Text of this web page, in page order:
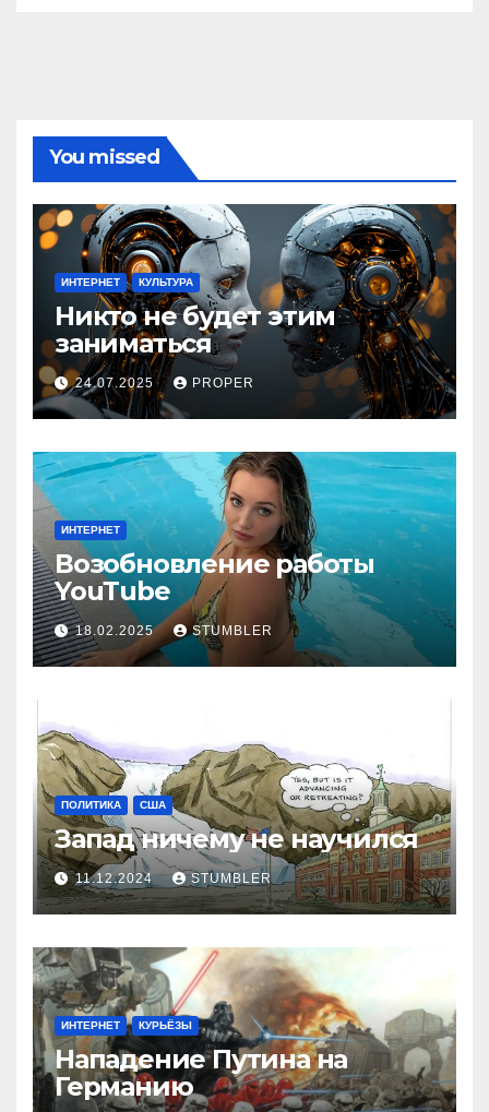
You missed
ИНТЕРНЕТ КУЛЬТУРА
Никто не будет этим
заниматься
24.07.2025 PROPER
ИНТЕРНЕТ
Возобновление работы
YouТube
18.02.2025 STUMBLER
ПОЛИТИКА США
Запад ничему не научился
11.12.2024 STUMBLER
ИНТЕРНЕТ КУРЬЁЗЫ
Нападение Путина на
Германию